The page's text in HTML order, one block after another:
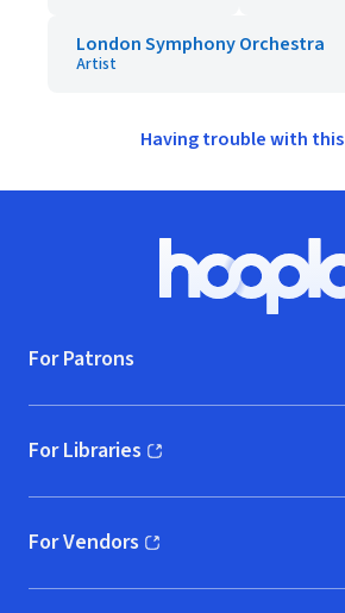
London Symphony Orchestra
Artist
Having trouble with
Hoopla
For Patrons
For Libraries
(opens in new window)
For Vendors
(opens in new window)